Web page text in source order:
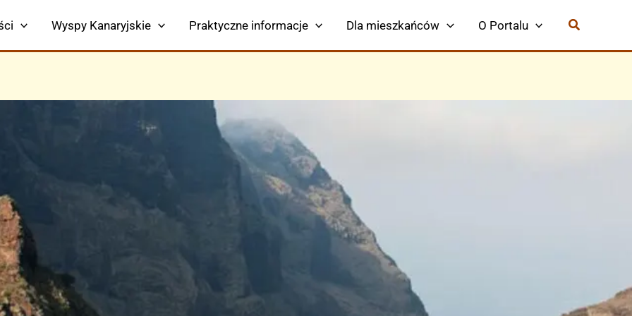
Wyspy Kanaryjskie Praktyczne informacje Dla mieszkańców O Portalu